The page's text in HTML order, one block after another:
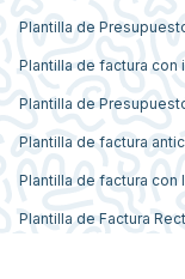
Plantilla de
Plantilla de factura
Plantilla de
Plantilla de factura
Plantilla de factura con
Plantilla de Factura